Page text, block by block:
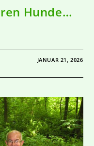
Hunde…
JANUAR 21, 2026